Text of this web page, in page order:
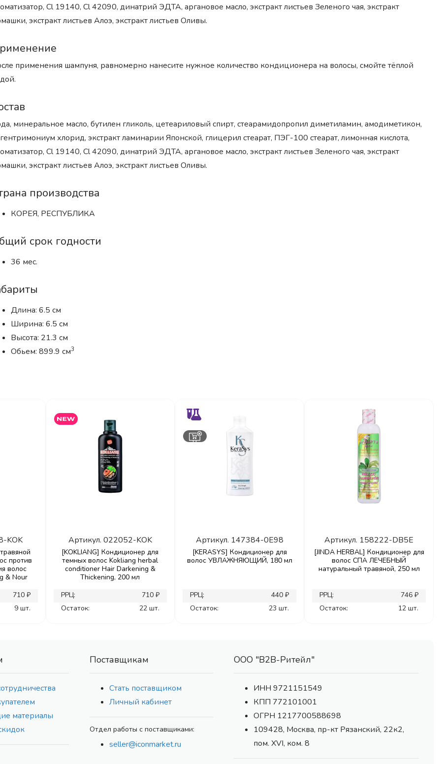
Cl 19140, Cl 42090, динатрий ЭДТА, аргановое масло, экстракт листьев Зеленого чая, экстракт
экстракт листьев Алоэ, экстракт листьев Оливы.
применения шампуня, равномерно нанесите нужное количество кондиционера на волосы, смойте тёплой
минеральное масло, бутилен гликоль, цетеариловый спирт, cтеарамидопропил диметиламин, амодиметикон,
хлорид, экстракт ламинарии Японской, глицерил стеарат, ПЭГ-100 стеарат, лимонная кислота,
Cl 19140, Cl 42090, динатрий ЭДТА, аргановое масло, экстракт листьев Зеленого чая, экстракт
экстракт листьев Алоэ, экстракт листьев Оливы.
производства
КОРЕЯ, РЕСПУБЛИКА
срок годности
36 мес.
Длина: 6.5 см
Ширина: 6.5 см
Высота: 21.3 см
Обьем: 899.9 см3
KOK
против
волос
& Nour
710 ₽
9 шт.
Артикул. 022052-KOK
[KOKLIANG] Кондиционер для
темных волос Kokliang herbal
conditioner Hair Darkening &
Thickening, 200 мл
РРЦ:
710 ₽
Остаток:
22 шт.
Артикул. 147384-0E98
[KERASYS] Кондиционер для
волос УВЛАЖНЯЮЩИЙ, 180 мл
РРЦ:
440 ₽
Остаток:
23 шт.
Артикул. 158222-DB5E
[JINDA HERBAL] Кондиционер для
волос СПА ЛЕЧЕБНЫЙ
натуральный травяной, 250 мл
РРЦ:
746 ₽
Остаток:
12 шт.
материалы
Поставщикам
Стать поставщиком
Личный кабинет
Отдел работы с поставщиками:
seller@iconmarket.ru
ООО "В2В-Ритейл"
ИНН 9721151549
КПП 772101001
ОГРН 1217700588698
109428, Москва, пр-кт Рязанский, 22к2,
пом. XVI, ком. 8